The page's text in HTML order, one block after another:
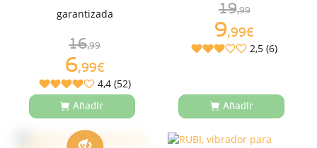
garantizada
16,99
6,99€
4,4 (52)
Añadir
19,99
9,99€
2,5 (6)
Añadir